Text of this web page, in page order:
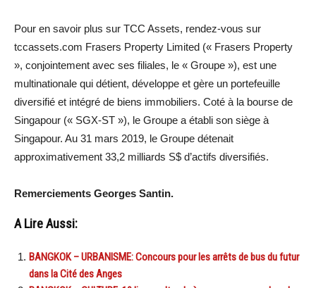
Pour en savoir plus sur TCC Assets, rendez-vous sur
tccassets.com Frasers Property Limited (« Frasers Property
», conjointement avec ses filiales, le « Groupe »), est une
multinationale qui détient, développe et gère un portefeuille
diversifié et intégré de biens immobiliers. Coté à la bourse de
Singapour (« SGX-ST »), le Groupe a établi son siège à
Singapour. Au 31 mars 2019, le Groupe détenait
approximativement 33,2 milliards S$ d’actifs diversifiés.
Remerciements Georges Santin.
A Lire Aussi:
BANGKOK – URBANISME: Concours pour les arrêts de bus du futur
dans la Cité des Anges